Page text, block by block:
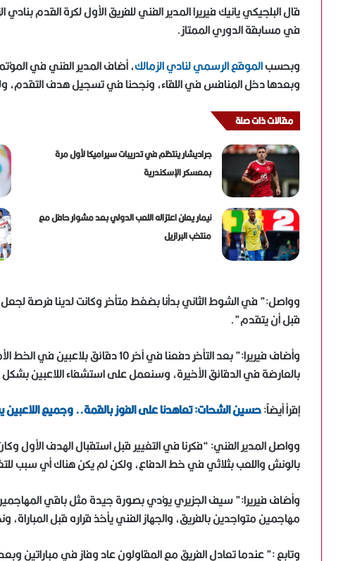
قال البلجيكي يانيك فيريرا المدير الفني للفريق الأول لكرة القدم
في مسابقة الدوري الممتاز.
وبحسبالموقع الرسمي لنادي الزمالك
وبعدها دخل المنافس في اللقاء، ونجحنا في تسجيل هدف التقدم،
مقالات ذات صلة
جراديشار ينتظم في تدريبات سيراميكا لأول مرة
بمعسكر الإسكندرية
نيمار يعلن اعتزاله اللعب الدولي بعد مشوار حافل مع
منتخب البرازيل
قبل أن يتقدم”.
وأضاف فيريرا:” بعد التأخر دفعنا في
بالعارضة في الدقائق الأخيرة، وسنعمل على استشفاء اللاعبين بشكل
إقرأ أيضاً:حسين الشحات: تعاهدنا على الفوز بالقمة.. وجميع اللاعبين
وواصل المدير الفني: “فكرنا في التغيير قبل استقبال الهدف الأول
بالونش واللعب بثلاثي في خط الدفاع، ولكن لم يكن هناك أي سبب
مهاجمين متواجدين بالفريق، والجهاز الفني يأخذ قراره قبل
وتابع :” عندما تعادل الفريق مع المقاولون عاد وفاز في مباراتين